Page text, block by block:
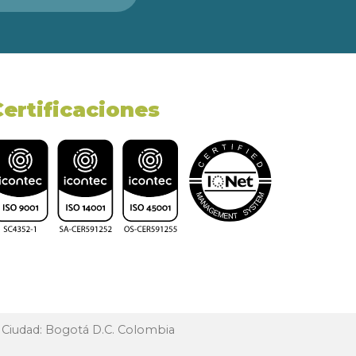
Ciudad: Bogotá D.C. Colombia